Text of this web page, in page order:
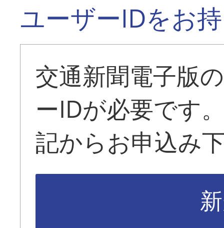
ユーザーIDをお
交通新聞電子版
ーIDが必要です
記からお申込み